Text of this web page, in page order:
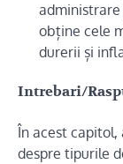
obține cele
durerii și
Intrebari/
În acest
despre tipurile